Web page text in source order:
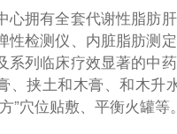
心拥有全套代谢性脂肪
性检测仪、内脏脂肪测
系列临床疗效显著的中
、挟土和木膏、和木升
”穴位贴敷、平衡火罐等。